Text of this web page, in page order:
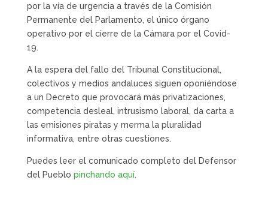
por la vía de urgencia a través de la Comisión
Permanente del Parlamento, el único órgano
operativo por el cierre de la Cámara por el Covid-
19.
A la espera del fallo del Tribunal Constitucional,
colectivos y medios andaluces siguen oponiéndose
a un Decreto que provocará más privatizaciones,
competencia desleal, intrusismo laboral, da carta a
las emisiones piratas y merma la pluralidad
informativa, entre otras cuestiones.
Puedes leer el comunicado completo del Defensor
del Pueblo pinchando aquí.